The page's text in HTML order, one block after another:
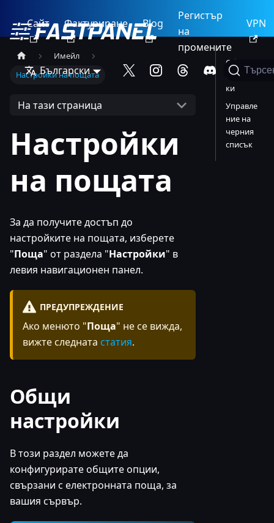
Сайт Фактуриране Blog
Регистър
на
промените
VPN
Български
Имейл
Настройки на пощата
На тази страница
Настройки
на пощата
За да получите достъп до
настройките на пощата, изберете
"Поща" от раздела "Настройки" в
левия навигационен панел.
ПРЕДУПРЕЖДЕНИЕ
Ако менюто "Поща" не се вижда,
вижте следната статия.
Общи
настройки
В този раздел можете да
конфигурирате общите опции,
свързани с електронната поща, за
вашия сървър.
Общи
настрой
ки
Управле
ние на
черния
списък